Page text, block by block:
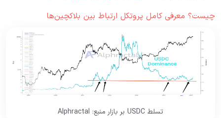
چیست؟ معرفی کامل پروتکل ارتباط بین بلاکچین‌ها
تسلط USDC بر بازار منبع: Alphractal